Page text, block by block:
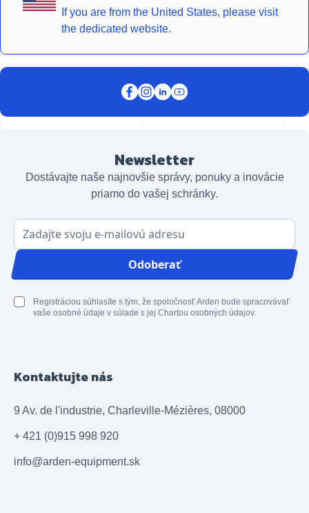
If you are from the United States, please visit
the dedicated website.
Newsletter
Dostávajte naše najnovšie správy, ponuky a inovácie
priamo do vašej schránky.
E-mailová adresa
Odoberať
Registráciou súhlasíte s tým, že spoločnosť Arden bude spracovávať
vaše osobné údaje v súlade s jej Chartou osobných údajov.
Kontaktujte nás
9 Av. de l'industrie, Charleville-Mézières, 08000
+ 421 (0)915 998 920
info@arden-equipment.sk